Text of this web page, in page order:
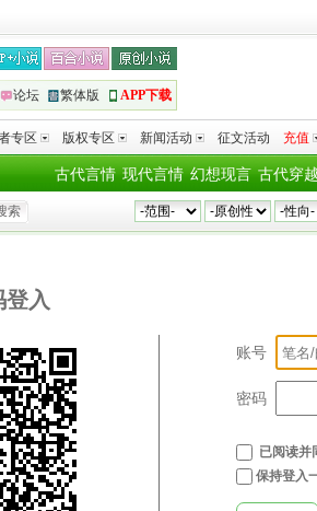
论坛 繁体版 APP下载
专区 版权专区 新闻活动 征文活动 充值
古代穿越
幻想现言
现代言情
古代言情
入
账号
密码
已阅读并
保持登入